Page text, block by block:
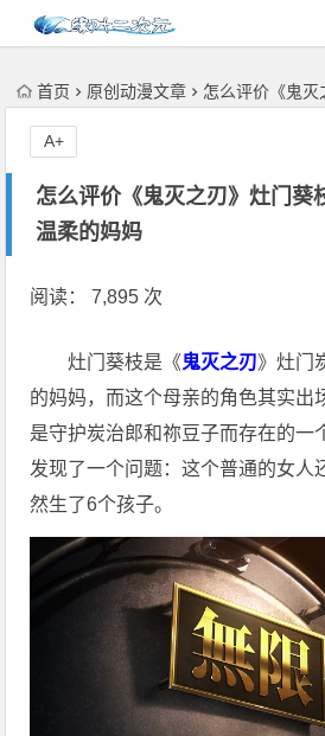
首页 原创动漫文章 怎么评价《鬼灭之刃》
怎么评价《鬼灭之刃》灶门葵
温柔的妈妈
A+
阅读： 7,895 次
灶门葵枝是《鬼灭之刃》灶门
的妈妈，而这个母亲的角色其实出
是守护炭治郎和祢豆子而存在的一
发现了一个问题：这个普通的女人
然生了6个孩子。